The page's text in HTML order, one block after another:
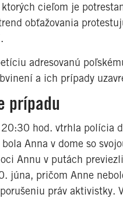
cieľom je
obťažovania
adresovanú
a ich prípady
prípadu
hod. vtrhla polícia
Anna v dome so
Annu v putách
júna, pričom Anne
práv aktivistky.